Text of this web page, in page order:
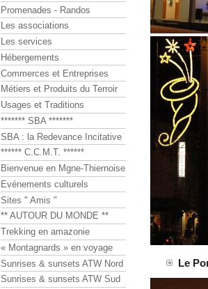
Le
Promenades - Randos
Les associations
Les services
Hébergements
Commerces et Entreprises
Métiers et Produits du Terroir
Usages et Traditions
******* SBA *******
SBA : la Redevance Incitative
****** C.C.M.T. ******
Bienvenue en Mgne-Thiernoise
Evénements culturels
Sites " Amis "
** AUTOUR DU MONDE **
Trekking en amazonie
« Montagnards » en voyage
Sunrises & sunsets ATW Nord
Sunrises & sunsets ATW Sud